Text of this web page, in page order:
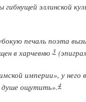
эллинской
печаль поэта
в харчевню 3
империи», у
душе ощутить».4